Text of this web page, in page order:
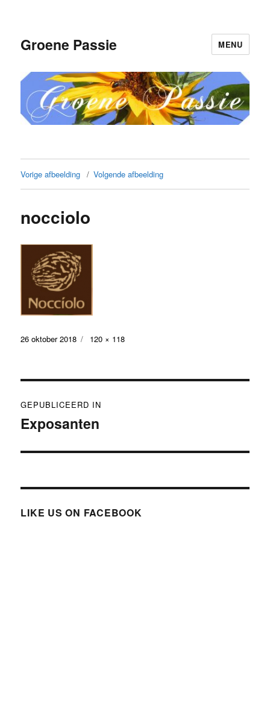
Groene Passie MENU
Vorige afbeelding Volgende afbeelding
nocciolo
Geplaatst
26 oktober 2018
Volledige
120 × 118
navigatie
GEPUBLICEERD IN
Exposanten
LIKE US ON FACEBOOK